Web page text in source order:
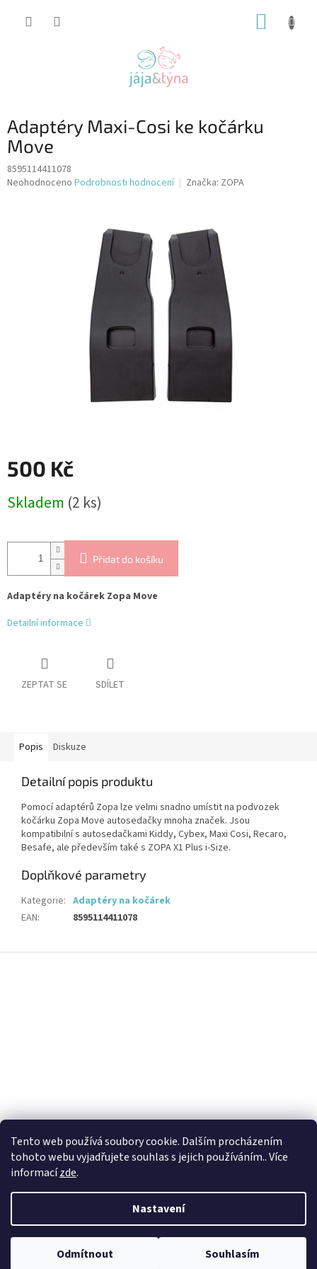
Tento web používá soubory cookie. Dalším procházením
tohoto webu vyjadřujete souhlas s jejich používáním.. Více
informacízde.
Nastavení
Odmítnout Souhlasím
Adaptéry Maxi-Cosi ke kočárku
Move
8595114411078
Průměrné
Neohodnoceno Podrobnosti hodnocení Značka: ZOPA
500 Kč
cena:
Skladem (2 ks)
Přidat do košíku
Adaptéry na kočárek Zopa Move
Detailní informace
ZEPTAT SE SDÍLET
Popis Diskuze
Detailní popis produktu
Pomocí adaptérů Zopa lze velmi snadno umístit na podvozek
kočárku Zopa Move autosedačky mnoha značek. Jsou
kompatibilní s autosedačkami Kiddy, Cybex, Maxi Cosi, Recaro,
Besafe, ale především také s ZOPA X1 Plus i-Size.
Doplňkové parametry
Kategorie: Adaptéry na kočárek
EAN: 8595114411078
Vytvořil Shoptet
Copyright 2026jája&týna . Všechna práva vyhrazena.